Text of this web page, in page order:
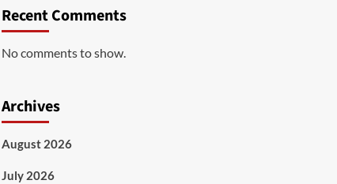
Recent Comments
No comments to show.
Archives
August 2026
July 2026